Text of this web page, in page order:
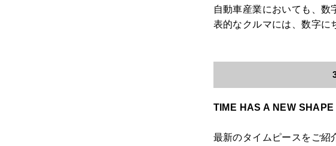
自動車産業においても、数
表的なクルマには、数字に
TIME HAS A NEW SHAPE
最新のタイムピースをご紹